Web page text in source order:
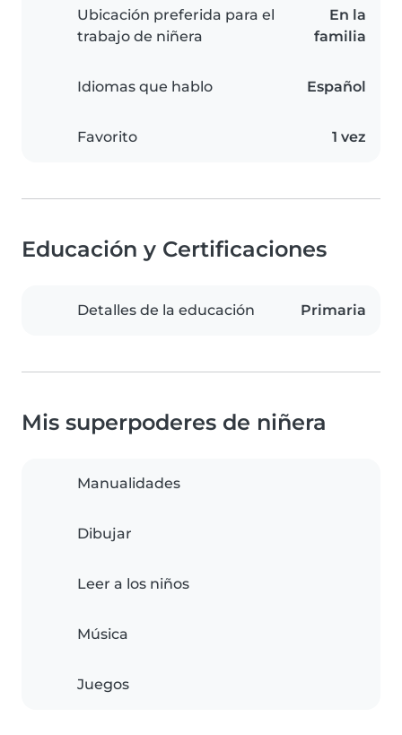
Ubicación preferida para el
trabajo de niñera
En la
familia
Idiomas que hablo Español
Favorito 1 vez
Educación y Certificaciones
Detalles de la educación Primaria
Mis superpoderes de niñera
Manualidades
Dibujar
Leer a los niños
Música
Juegos